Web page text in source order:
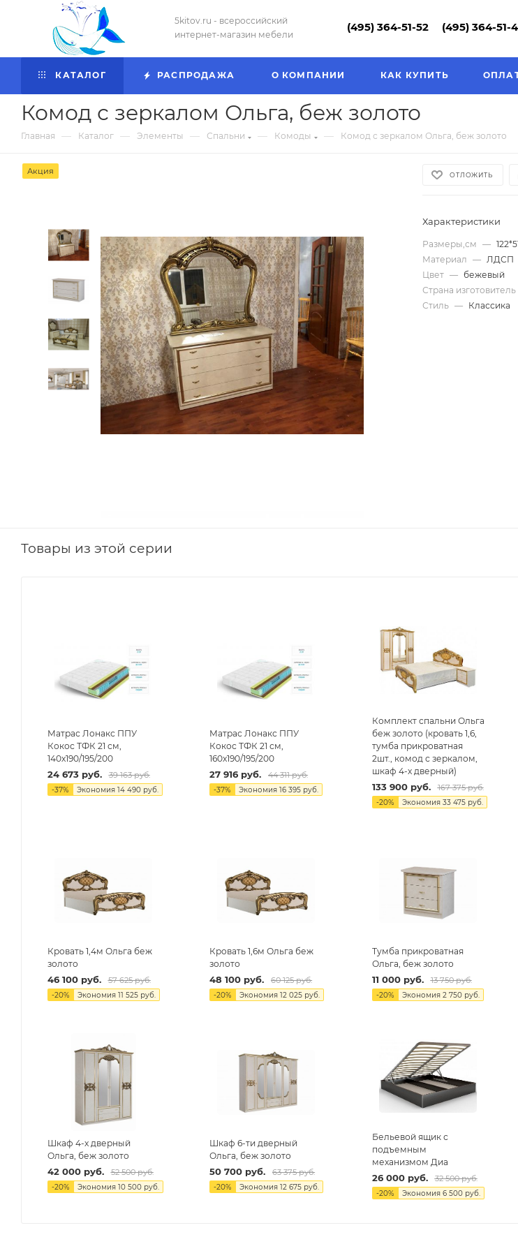
5kitov.ru - всероссийский
интернет-магазин мебели
(495) 364-51-52 (495) 364-51-
КАТАЛОГ РАСПРОДАЖА О КОМПАНИИ КАК КУПИТЬ
Комод с зеркалом Ольга, беж золото
Главная — Каталог — Элементы — Спальни — Комоды — Комод с зеркалом Ольга, беж золото
Акция ОТЛОЖИТЬ
Характеристики
Размеры,см —
Материал
— ЛДСП
Цвет — бежевый
Страна изготовитель
Стиль — Классика
Товары из этой серии
Матрас Лонакс ППУ
Кокос ТФК 21 см,
140х190/195/200
24 673руб. 39 163руб.
-37% Экономия 14 490руб.
Матрас Лонакс ППУ
Кокос ТФК 21 см,
160х190/195/200
27 916 руб. 44 311руб.
-37% Экономия16 395 руб.
Комплект спальни Ольга
беж золото (кровать 1,6,
тумба прикроватная
2шт., комод с зеркалом,
шкаф 4-х дверный)
133 900руб. 167 375руб.
-20% Экономия 33 475руб.
Кровать 1,4м Ольга беж
золото
46 100руб. 57 625руб.
-20% Экономия 11 525руб.
Кровать 1,6м Ольга беж
золото
48 100 руб. 60 125руб.
-20% Экономия12 025 руб.
Тумба прикроватная
Ольга, беж золото
11 000руб. 13 750руб.
-20% Экономия 2 750руб.
Шкаф 4-х дверный
Ольга, беж золото
42 000руб. 52 500руб.
-20% Экономия 10 500руб.
Шкаф 6-ти дверный
Ольга, беж золото
50 700 руб. 63 375руб.
-20% Экономия12 675 руб.
Бельевой ящик с
подъемным
механизмом Диа
26 000руб. 32 500руб.
-20% Экономия 6 500руб.